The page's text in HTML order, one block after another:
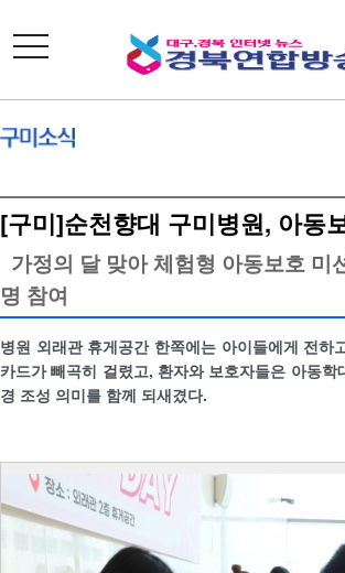
toggle
navigation
[구미]순천향대 구미병원, 아동
가정의 달 맞아 체험형 아동보호 미
명 참여
병원 외래관 휴게공간 한쪽에는 아이들에게 전
카드가 빼곡히 걸렸고, 환자와 보호자들은 아동
경 조성 의미를 함께 되새겼다.